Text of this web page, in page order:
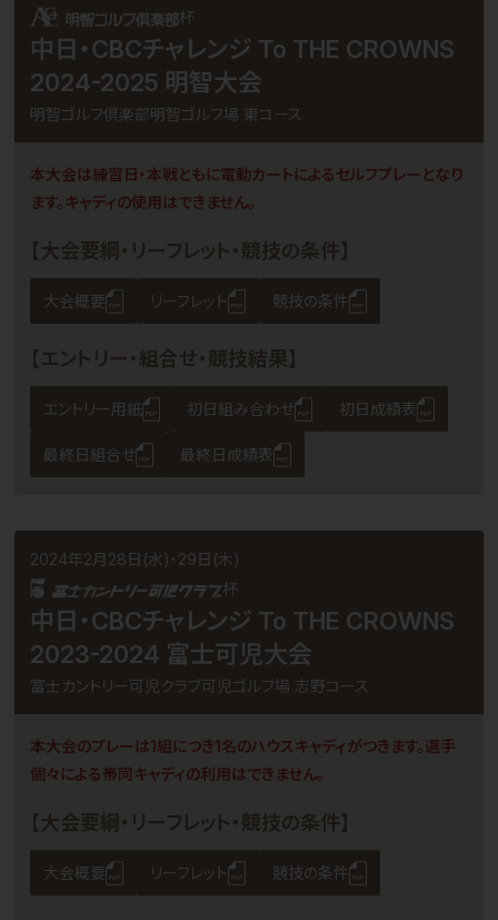
杯
中日・CBCチャレンジ To THE CROWNS
2024-2025 明智大会
明智ゴルフ倶楽部明智ゴルフ場 東コース
本大会は練習日・本戦ともに電動カートによるセルフプレーとなり
ます。キャディの使用はできません。
【大会要綱・リーフレット・競技の条件】
大会概要 リーフレット 競技の条件
【エントリー・組合せ・競技結果】
エントリー用紙 初日組み合わせ 初日成績表
最終日組合せ 最終日成績表
2024年2月28日(水)・29日(木)
杯
中日・CBCチャレンジ To THE CROWNS
2023-2024 富士可児大会
富士カントリー可児クラブ可児ゴルフ場 志野コース
本大会のプレーは1組につき1名のハウスキャディがつきます。選手
個々による帯同キャディの利用はできません。
【大会要綱・リーフレット・競技の条件】
大会概要 リーフレット 競技の条件